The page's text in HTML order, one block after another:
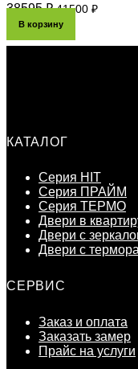
38595 ₽ 41500 ₽
В корзину
КАТАЛОГ
Серия HIT
Серия ПРАЙМ
Серия ТЕРМО
Двери в
Двери с
Двери с
СЕРВИС
Заказ и оплата
Заказать замер
Прайс на услуги